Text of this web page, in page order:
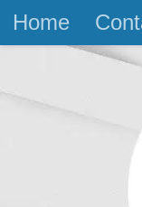
Skip to
Home